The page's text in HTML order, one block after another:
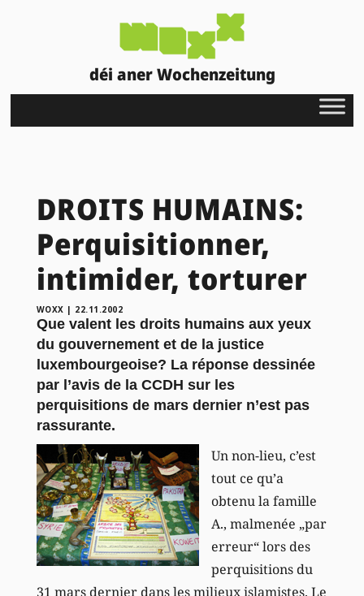
déi aner Wochenzeitung
DROITS HUMAINS:
Perquisitionner,
intimider, torturer
WOXX | 22.11.2002
Que valent les droits humains aux yeux
du gouvernement et de la justice
luxembourgeoise? La réponse dessinée
par l’avis de la CCDH sur les
perquisitions de mars dernier n’est pas
rassurante.
Un non-lieu, c’est
tout ce qu’a
obtenu la famille
A., malmenée „par
erreur“ lors des
perquisitions du
31 mars dernier dans les milieux islamistes. Le